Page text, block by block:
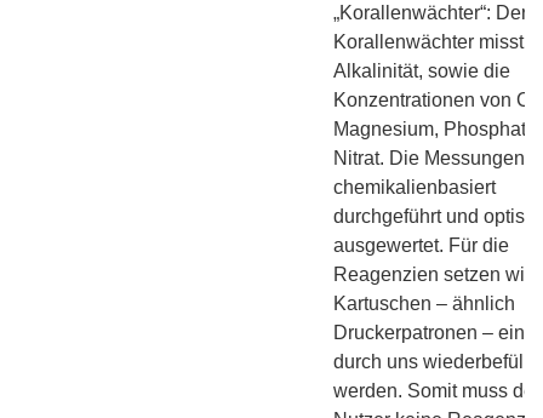
„Korallenwächter“: Der
Korallenwächter misst
Alkalinität, sowie die
Konzentrationen von
Magnesium, Phosphat
Nitrat. Die Messungen
chemikalienbasiert
durchgeführt und
ausgewertet. Für die
Reagenzien setzen wir
Kartuschen – ähnlich
Druckerpatronen – ein,
durch uns wiederbefüllt
werden. Somit muss der